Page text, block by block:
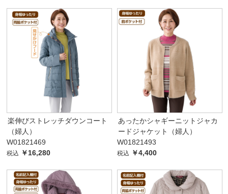
楽伸びストレッチダウンコート
（婦人）
W01821469
税込 ￥16,280
あったかシャギーニットジャカ
ードジャケット（婦人）
W01821493
税込 ￥4,400